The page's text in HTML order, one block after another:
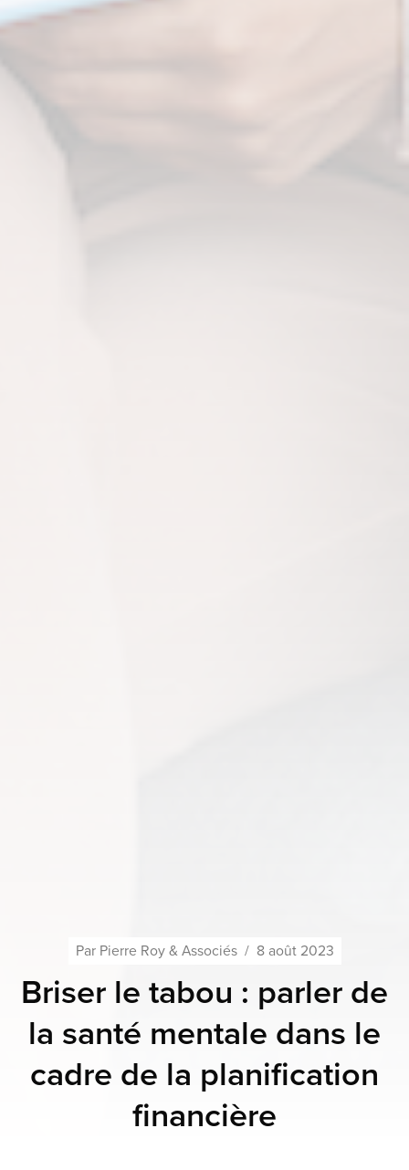
Par Pierre Roy & Associés/ 8 août 2023
Briser le tabou : parler de
la santé mentale dans le
cadre de la planification
financière